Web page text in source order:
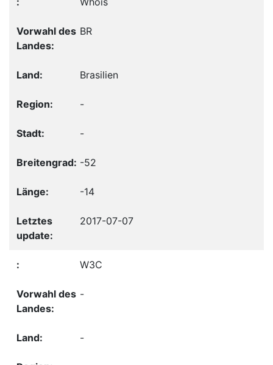
BR
Brasilien
-
-
-52
-14
2017-07-07
W3C
-
-